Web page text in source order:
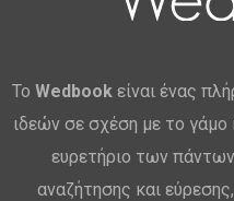
Το Wedbook είναι ένας
ιδεών σε σχέση με το γάμο
ευρετήριο των
αναζήτησης και